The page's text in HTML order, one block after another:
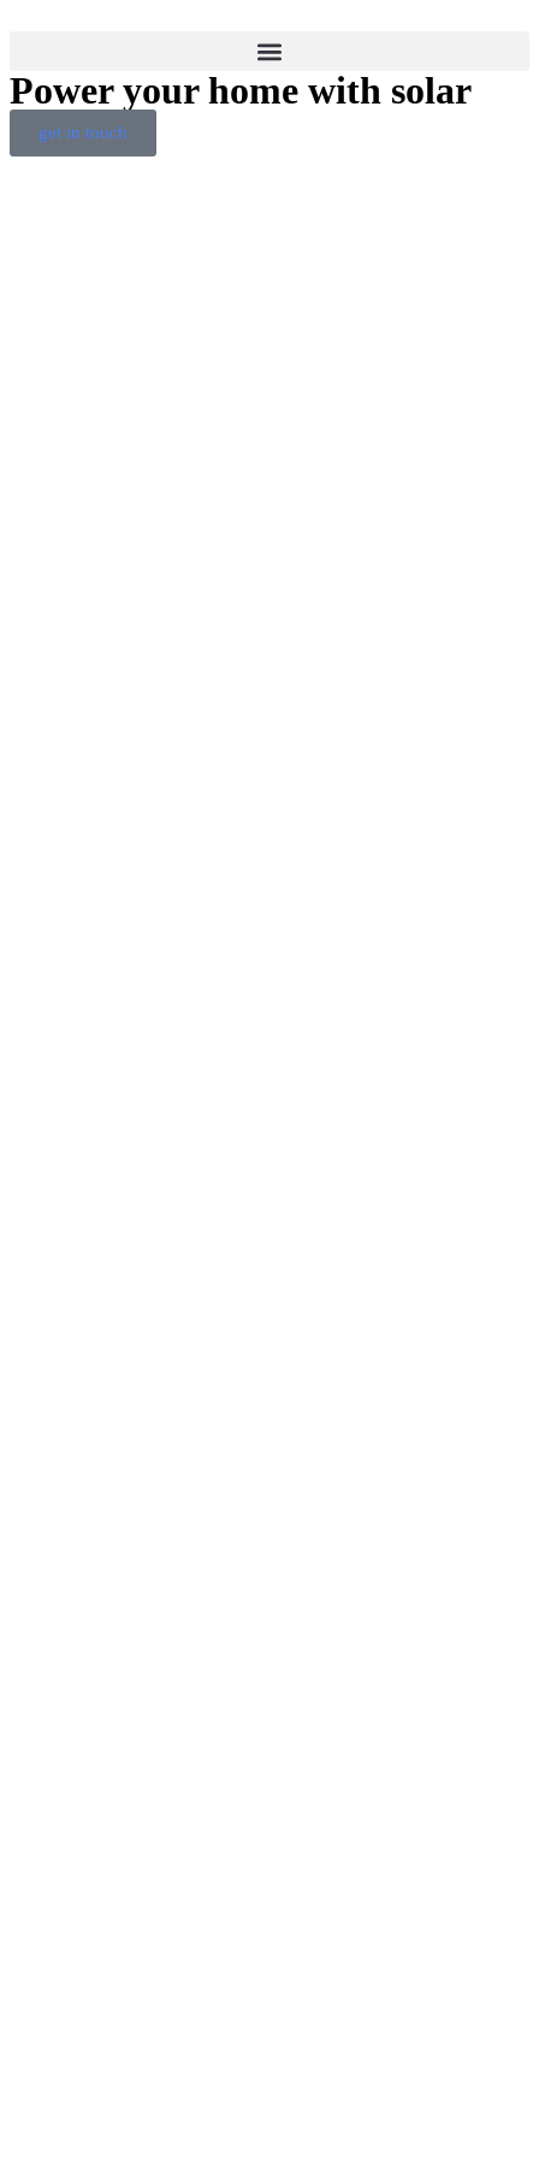
Power your home with solar
get in touch